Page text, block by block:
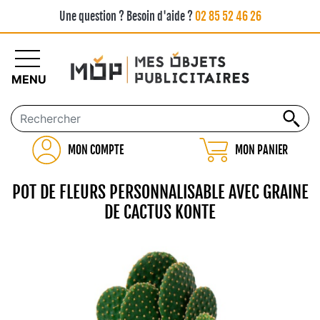
Une question ? Besoin d'aide ?02 85 52 46 26
MON COMPTE MON PANIER
MENU
POT DE FLEURS PERSONNALISABLE AVEC GRAINE
DE CACTUS KONTE